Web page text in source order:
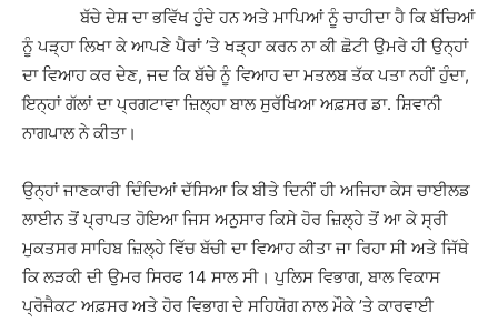
ਬੱਚੇ ਦੇਸ਼ ਦਾ ਭਵਿੱਖ ਹੁੰਦੇ ਹਨ ਅਤੇ ਮਾਪਿਆਂ ਨੂੰ ਚਾਹੀਦਾ ਹੈ ਕਿ ਬੱਚਿਆਂ
ਨੂੰ ਪੜ੍ਹਾ ਲਿਖਾ ਕੇ ਆਪਣੇ ਪੈਰਾਂ ’ਤੇ ਖੜ੍ਹਾ ਕਰਨ ਨਾ ਕੀ ਛੋਟੀ ਉਮਰੇ ਹੀ ਉਨ੍ਹਾਂ
ਦਾ ਵਿਆਹ ਕਰ ਦੇਣ, ਜਦ ਕਿ ਬੱਚੇ ਨੂੰ ਵਿਆਹ ਦਾ ਮਤਲਬ ਤੱਕ ਪਤਾ ਨਹੀਂ ਹੁੰਦਾ,
ਇਨ੍ਹਾਂ ਗੱਲਾਂ ਦਾ ਪ੍ਰਗਟਾਵਾ ਜ਼ਿਲ੍ਹਾ ਬਾਲ ਸੁਰੱਖਿਆ ਅਫ਼ਸਰ ਡਾ. ਸ਼ਿਵਾਨੀ
ਨਾਗਪਾਲ ਨੇ ਕੀਤਾ।
ਉਨ੍ਹਾਂ ਜਾਣਕਾਰੀ ਦਿੰਦਿਆਂ ਦੱਸਿਆ ਕਿ ਬੀਤੇ ਦਿਨੀਂ ਹੀ ਅਜਿਹਾ ਕੇਸ ਚਾਈਲਡ
ਲਾਈਨ ਤੋਂ ਪ੍ਰਾਪਤ ਹੋਇਆ ਜਿਸ ਅਨੁਸਾਰ ਕਿਸੇ ਹੋਰ ਜ਼ਿਲ੍ਹੇ ਤੋਂ ਆ ਕੇ ਸ੍ਰੀ
ਮੁਕਤਸਰ ਸਾਹਿਬ ਜ਼ਿਲ੍ਹੇ ਵਿੱਚ ਬੱਚੀ ਦਾ ਵਿਆਹ ਕੀਤਾ ਜਾ ਰਿਹਾ ਸੀ ਅਤੇ ਜਿੱਥੇ
ਕਿ ਲੜਕੀ ਦੀ ਉਮਰ ਸਿਰਫ 14 ਸਾਲ ਸੀ। ਪੁਲਿਸ ਵਿਭਾਗ, ਬਾਲ ਵਿਕਾਸ
ਪ੍ਰੋਜੈਕਟ ਅਫ਼ਸਰ ਅਤੇ ਹੋਰ ਵਿਭਾਗ ਦੇ ਸਹਿਯੋਗ ਨਾਲ ਮੌਕੇ ’ਤੇ ਕਾਰਵਾਈ